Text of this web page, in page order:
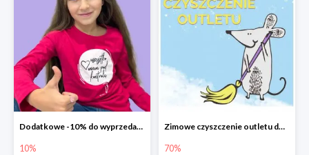
Dodatkowe -10% do wyprzedaży w Endo
10%
Zimowe czyszczenie outletu do -70%
70%